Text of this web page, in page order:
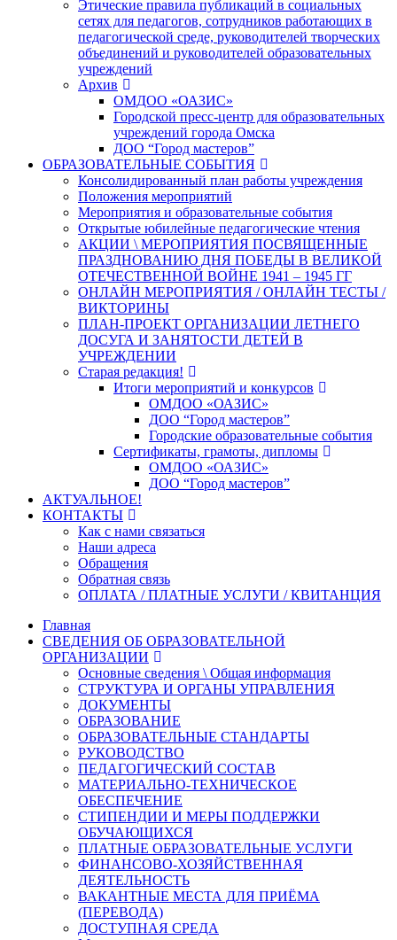
Этические правила публикаций в социальных
сетях для педагогов, сотрудников работающих в
педагогической среде, руководителей творческих
объединений и руководителей образовательных
учреждений
Архив
ОМДОО «ОАЗИС»
Городской пресс-центр для образовательных
учреждений города Омска
ДОО “Город мастеров”
ОБРАЗОВАТЕЛЬНЫЕ СОБЫТИЯ
Консолидированный план работы учреждения
Положения мероприятий
Мероприятия и образовательные события
Открытые юбилейные педагогические чтения
АКЦИИ \ МЕРОПРИЯТИЯ ПОСВЯЩЕННЫЕ
ПРАЗДНОВАНИЮ ДНЯ ПОБЕДЫ В ВЕЛИКОЙ
ОТЕЧЕСТВЕННОЙ ВОЙНЕ 1941 – 1945 ГГ
ОНЛАЙН МЕРОПРИЯТИЯ / ОНЛАЙН ТЕСТЫ /
ВИКТОРИНЫ
ПЛАН-ПРОЕКТ ОРГАНИЗАЦИИ ЛЕТНЕГО
ДОСУГА И ЗАНЯТОСТИ ДЕТЕЙ В
УЧРЕЖДЕНИИ
Старая редакция!
Итоги мероприятий и конкурсов
ОМДОО «ОАЗИС»
ДОО “Город мастеров”
Городские образовательные события
Сертификаты, грамоты, дипломы
ОМДОО «ОАЗИС»
ДОО “Город мастеров”
АКТУАЛЬНОЕ!
КОНТАКТЫ
Как с нами связаться
Наши адреса
Обращения
Обратная связь
ОПЛАТА / ПЛАТНЫЕ УСЛУГИ / КВИТАНЦИЯ
Главная
СВЕДЕНИЯ ОБ ОБРАЗОВАТЕЛЬНОЙ
ОРГАНИЗАЦИИ
Основные сведения \ Общая информация
СТРУКТУРА И ОРГАНЫ УПРАВЛЕНИЯ
ДОКУМЕНТЫ
ОБРАЗОВАНИЕ
ОБРАЗОВАТЕЛЬНЫЕ СТАНДАРТЫ
РУКОВОДСТВО
ПЕДАГОГИЧЕСКИЙ СОСТАВ
МАТЕРИАЛЬНО-ТЕХНИЧЕСКОЕ
ОБЕСПЕЧЕНИЕ
СТИПЕНДИИ И МЕРЫ ПОДДЕРЖКИ
ОБУЧАЮЩИХСЯ
ПЛАТНЫЕ ОБРАЗОВАТЕЛЬНЫЕ УСЛУГИ
ФИНАНСОВО-ХОЗЯЙСТВЕННАЯ
ДЕЯТЕЛЬНОСТЬ
ВАКАНТНЫЕ МЕСТА ДЛЯ ПРИЁМА
(ПЕРЕВОДА)
ДОСТУПНАЯ СРЕДА